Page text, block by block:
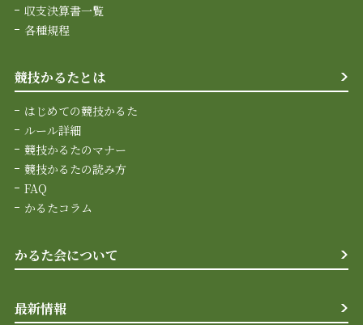
収支決算書一覧
各種規程
競技かるたとは
はじめての競技かるた
ルール詳細
競技かるたのマナー
競技かるたの読み方
FAQ
かるたコラム
かるた会について
最新情報